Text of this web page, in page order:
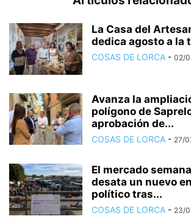
La Casa del
dedica agosto a la
COSAS DE LORCA - 02/
Avanza la
polígono de
aprobación de...
COSAS DE LORCA - 27/
El mercado
desata un nuevo
político tras...
COSAS DE LORCA - 23/